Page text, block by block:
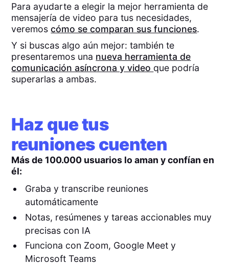
Para ayudarte a elegir la mejor herramienta de
mensajería de video para tus necesidades,
veremoscómo se comparan sus funciones.
Y si buscas algo aún mejor: también te
presentaremos una nueva herramienta de
comunicación asíncrona y video que podría
superarlas a ambas.
Haz que tus
reuniones cuenten
Más de 100.000 usuarios lo aman y confían en
él:
Graba y transcribe reuniones
automáticamente
Notas, resúmenes y tareas accionables muy
precisas con IA
Funciona con Zoom, Google Meet y
Microsoft Teams